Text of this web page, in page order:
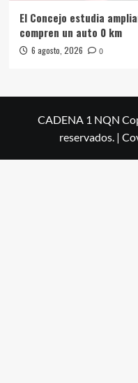
El Concejo estudia
compren un auto 0 km
6 agosto, 2026 0
CADENA 1 NQN
reservados. |